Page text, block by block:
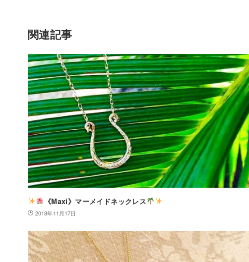
関連記事
《Maxi》マーメイドネックレス
2018年11月17日